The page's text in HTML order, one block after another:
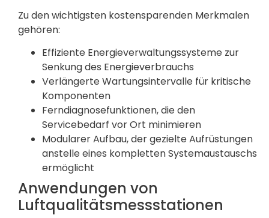
Zu den wichtigsten kostensparenden Merkmalen
gehören:
Effiziente Energieverwaltungssysteme zur
Senkung des Energieverbrauchs
Verlängerte Wartungsintervalle für kritische
Komponenten
Ferndiagnosefunktionen, die den
Servicebedarf vor Ort minimieren
Modularer Aufbau, der gezielte Aufrüstungen
anstelle eines kompletten Systemaustauschs
ermöglicht
Anwendungen von
Luftqualitätsmessstationen